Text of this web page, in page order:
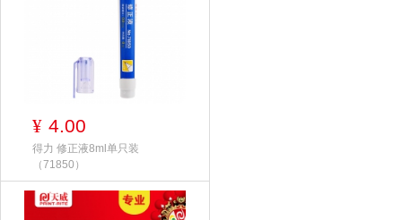
¥ 4.00
得力 修正液8ml单只装
（71850）